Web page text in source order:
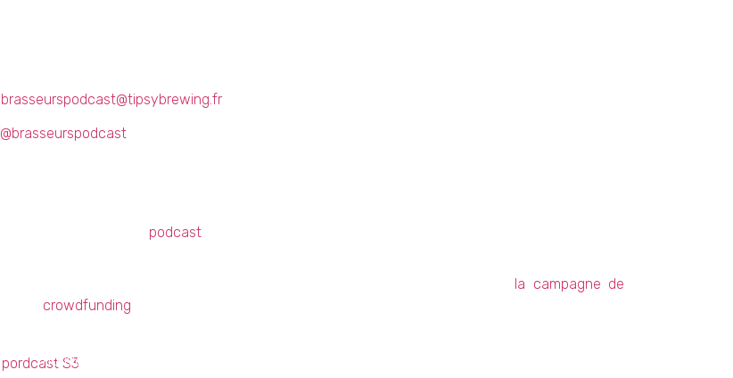
brasseurspodcast@tipsybrewing.fr
@brasseurspodcast
podcast
la campagne de
crowdfunding
nouvelles cuves !! )